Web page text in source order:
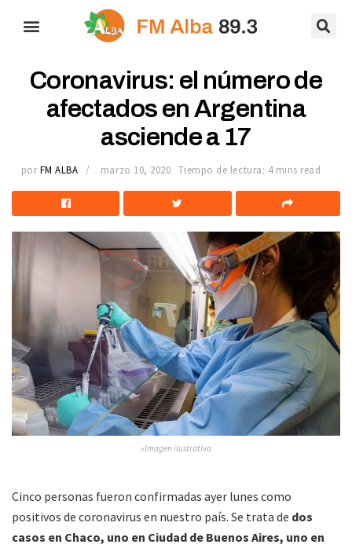
Coronavirus: el número de
afectados en Argentina
asciende a 17
por FM ALBA marzo 10, 2020 Tiempo de lectura: 4 mins read
»Imagen ilustrativa
Cinco personas fueron confirmadas ayer lunes como
positivos de coronavirus en nuestro país. Se trata de dos
casos en Chaco, uno en Ciudad de Buenos Aires, uno en